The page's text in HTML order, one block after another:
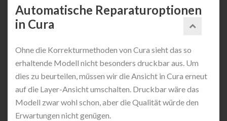
Automatische Reparaturoptionen
in Cura
Ohne die Korrekturmethoden von Cura sieht das so
erhaltende Modell nicht besonders druckbar aus. Um
dies zu beurteilen, müssen wir die Ansicht in Cura erneut
auf die Layer-Ansicht umschalten. Druckbar wäre das
Modell zwar wohl schon, aber die Qualität würde den
Erwartungen nicht genügen.